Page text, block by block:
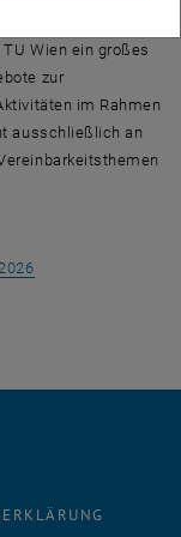
Wien ein großes
zur
im Rahmen
ausschließlich an
, öffnet eine